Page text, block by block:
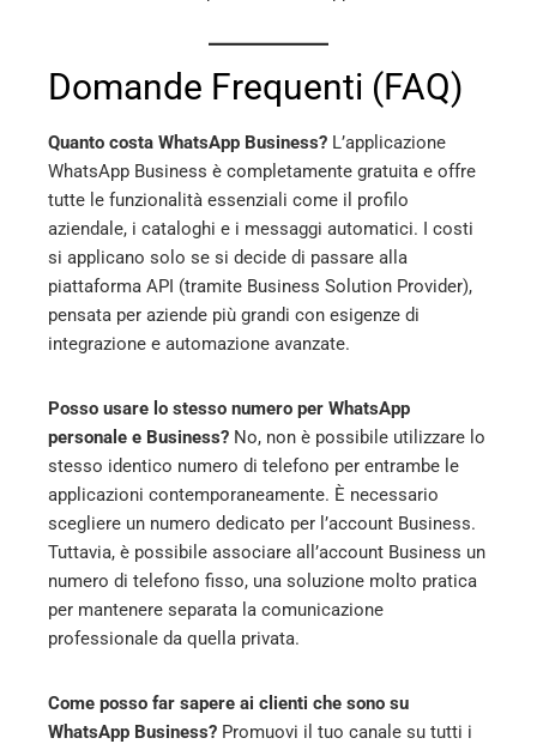
Domande Frequenti (FAQ)
Quanto costa WhatsApp Business? L’applicazione
WhatsApp Business è completamente gratuita e offre
tutte le funzionalità essenziali come il profilo
aziendale, i cataloghi e i messaggi automatici. I costi
si applicano solo se si decide di passare alla
piattaforma API (tramite Business Solution Provider),
pensata per aziende più grandi con esigenze di
integrazione e automazione avanzate.
Posso usare lo stesso numero per WhatsApp
personale e Business? No, non è possibile utilizzare lo
stesso identico numero di telefono per entrambe le
applicazioni contemporaneamente. È necessario
scegliere un numero dedicato per l’account Business.
Tuttavia, è possibile associare all’account Business un
numero di telefono fisso, una soluzione molto pratica
per mantenere separata la comunicazione
professionale da quella privata.
Come posso far sapere ai clienti che sono su
WhatsApp Business? Promuovi il tuo canale su tutti i